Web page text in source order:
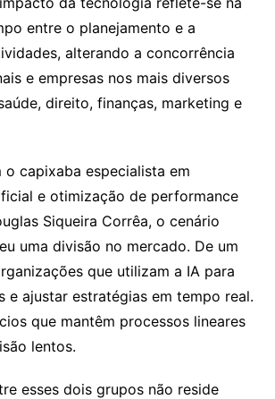
entre o planejamento e a
alterando a concorrência
e empresas nos mais diversos
direito, finanças, marketing e
o capixaba especialista em
e otimização de performance
Siqueira Corrêa, o cenário
uma divisão no mercado. De um
que utilizam a IA para
e ajustar estratégias em tempo real.
que mantêm processos lineares
lentos.
esses dois grupos não reside